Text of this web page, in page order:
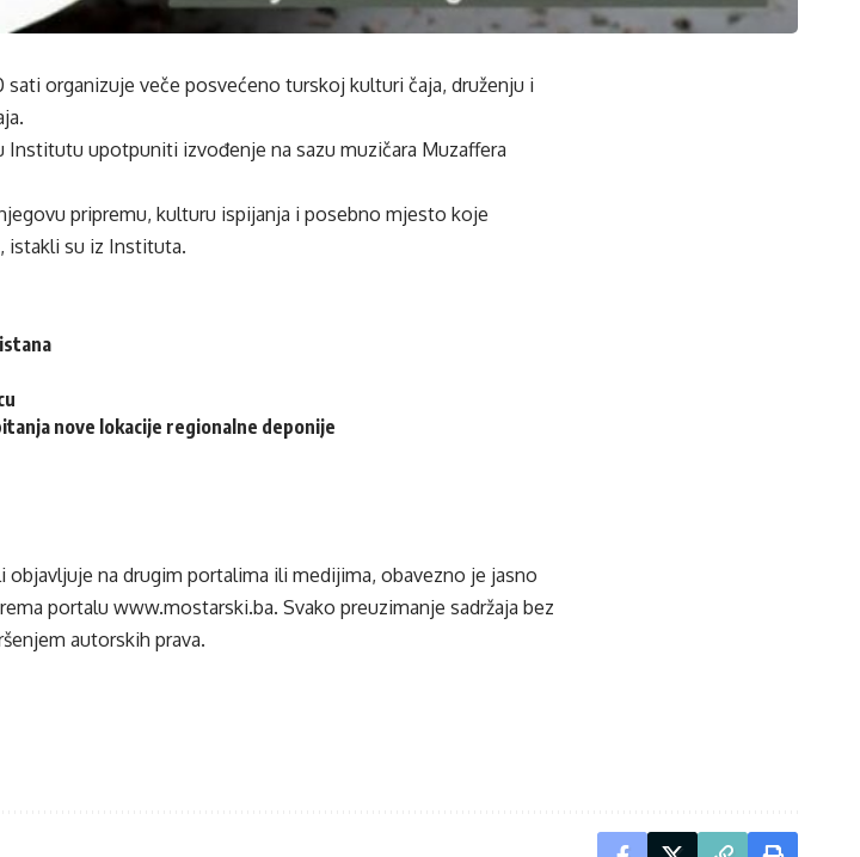
sati organizuje veče posvećeno turskoj kulturi čaja, druženju i
Institutu upotpuniti izvođenje na sazu muzičara Muzaffera
pripremu, kulturu ispijanja i posebno mjesto koje
istakli su iz Instituta.
nove lokacije regionalne deponije
na drugim portalima ili medijima, obavezno je jasno
portalu www.mostarski.ba. Svako preuzimanje sadržaja bez
autorskih prava.